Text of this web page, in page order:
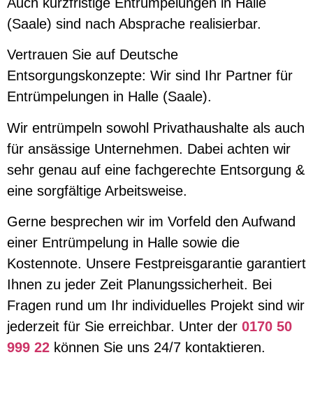
(Saale) sind nach Absprache realisierbar.
Vertrauen Sie auf Deutsche
Entsorgungskonzepte: Wir sind Ihr Partner für
Entrümpelungen in Halle (Saale).
Wir entrümpeln sowohl Privathaushalte als auch
für ansässige Unternehmen. Dabei achten wir
sehr genau auf eine fachgerechte Entsorgung &
eine sorgfältige Arbeitsweise.
Gerne besprechen wir im Vorfeld den Aufwand
einer Entrümpelung in Halle sowie die
Kostennote. Unsere Festpreisgarantie garantiert
Ihnen zu jeder Zeit Planungssicherheit. Bei
Fragen rund um Ihr individuelles Projekt sind wir
jederzeit für Sie erreichbar. Unter der 0170 50
999 22 können Sie uns 24/7 kontaktieren.